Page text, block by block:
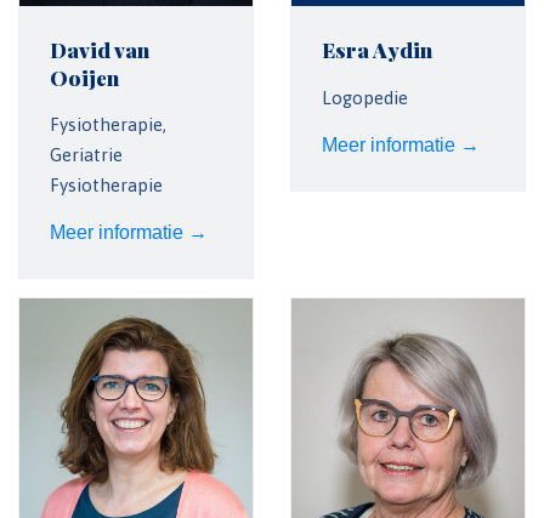
David van
Ooijen
Fysiotherapie,
Geriatrie
Fysiotherapie
Meer informatie →
Esra Aydin
Logopedie
Meer informatie →